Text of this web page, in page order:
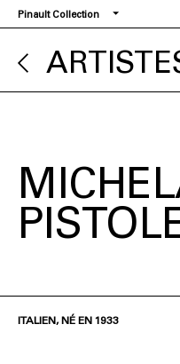
Aller
au
contenu
principal
Pinault Collection
ITALIEN, NÉ EN 1933